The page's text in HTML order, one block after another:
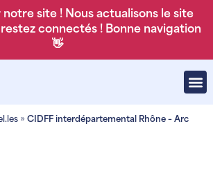
notre site ! Nous actualisons le site
connectés ! Bonne navigation
👋
» CIDFF interdépartemental Rhône – Arc